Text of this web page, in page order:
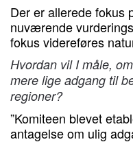
Der er allerede fokus
nuværende
fokus videreføres
Hvordan vil I måle,
mere lige adgang til
regioner?
”Komiteen blevet
antagelse om ulig